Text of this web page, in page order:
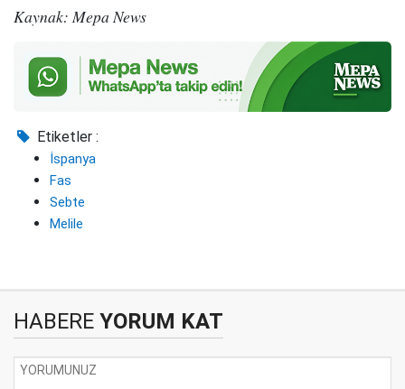
Kaynak: Mepa News
Etiketler :
İspanya
Fas
Sebte
Melile
HABERE YORUM KAT